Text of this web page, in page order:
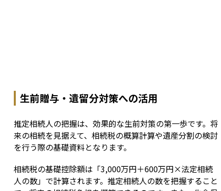
生前贈与・遺留分対策への活用
推定相続人の把握は、効果的な生前対策の第一歩です。将
来の相続を見据えて、相続税の概算計算や遺産分割の検討
を行う際の基礎資料となります。
相続税の基礎控除額は「3,000万円＋600万円×法定相続
人の数」で計算されます。推定相続人の数を把握すること